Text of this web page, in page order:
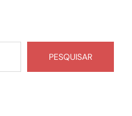
PESQUISAR